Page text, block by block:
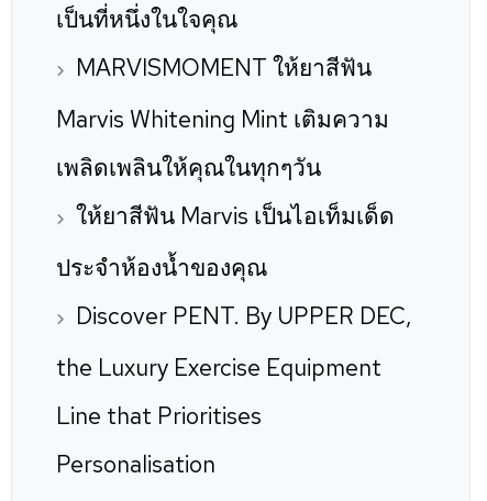
เป็นที่หนึ่งในใจคุณ
MARVISMOMENT ให้ยาสีฟัน
Marvis Whitening Mint เติมความ
เพลิดเพลินให้คุณในทุกๆวัน
ให้ยาสีฟัน Marvis เป็นไอเท็มเด็ด
ประจำห้องน้ำของคุณ
Discover PENT. By UPPER DEC,
the Luxury Exercise Equipment
Line that Prioritises
Personalisation